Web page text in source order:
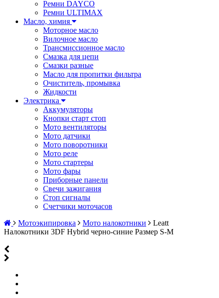
Ремни DAYCO
Ремни ULTIMAX
Масло, химия
Моторное масло
Вилочное масло
Трансмиссионное масло
Смазка для цепи
Смазки разные
Масло для пропитки фильтра
Очиститель, промывка
Жидкости
Электрика
Аккумуляторы
Кнопки старт стоп
Мото вентиляторы
Мото датчики
Мото поворотники
Мото реле
Мото стартеры
Мото фары
Приборные панели
Свечи зажигания
Стоп сигналы
Счетчики моточасов
Мотоэкипировка
Мото налокотники
Leatt
Налокотники 3DF Hybrid черно-синие Размер S-M